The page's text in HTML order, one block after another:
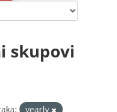
skupovi
yearly